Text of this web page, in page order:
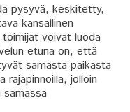
pysyvä, keskitetty,
kansallinen
voivat luoda
etuna on, että
samasta paikasta
rajapinnoilla, jolloin